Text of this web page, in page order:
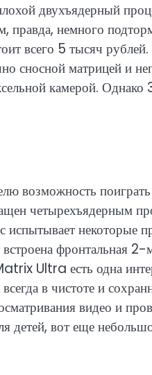
двухъядерный
правда, немного
всего 5 тысяч
сносной матрицей и
камерой.
поиграть
четырехъядерным
испытывает некоторые
фронтальная 2-
Ultra есть одна
в чистоте и
видео и
детей, вот еще